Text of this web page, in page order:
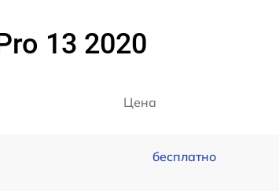
13 2020
Цена
бесплатно